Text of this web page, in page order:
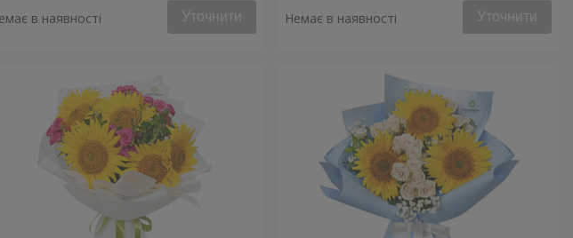
в наявності Уточнити Немає в наявності Уточнити